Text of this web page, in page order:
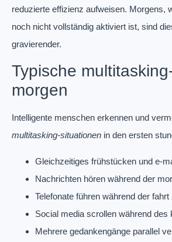
reduzierte effizienz aufweisen. Morgens,
noch nicht vollständig aktiviert ist, sind
gravierender.
Typische
morgen
Intelligente menschen erkennen und
multitasking-situationen in den ersten
Gleichzeitiges frühstücken und e-
Nachrichten hören während der
Telefonate führen während der fahrt
Social media scrollen während des
Mehrere gedankengänge parallel